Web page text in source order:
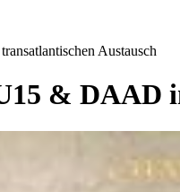
Austausch
& DAAD